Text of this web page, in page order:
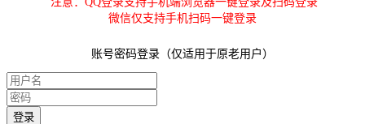
微信仅支持手机扫码一键登录
账号密码登录（仅适用于原老用户）